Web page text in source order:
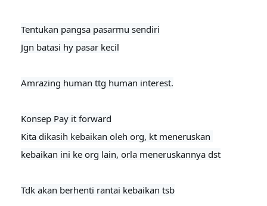
Tentukan pangsa pasarmu sendiri
Jgn batasi hy pasar kecil
Amrazing human ttg human interest.
Konsep Pay it forward
Kita dikasih kebaikan oleh org, kt meneruskan
kebaikan ini ke org lain, orla meneruskannya dst
Tdk akan berhenti rantai kebaikan tsb